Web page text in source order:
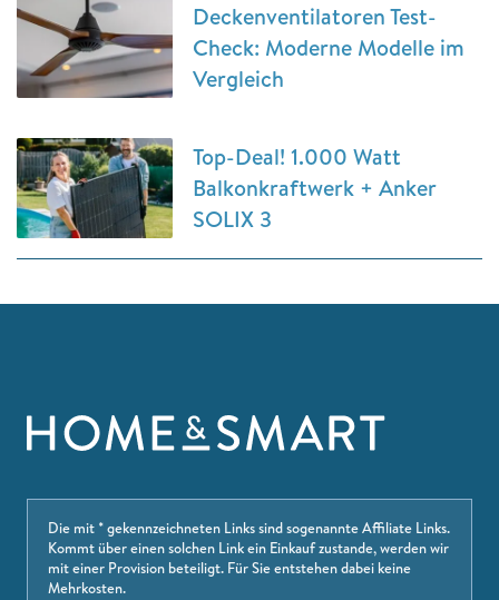
Deckenventilatoren Test-
Check: Moderne Modelle im
Vergleich
Top-Deal! 1.000 Watt
Balkonkraftwerk + Anker
SOLIX 3
Die mit * gekennzeichneten Links sind sogenannte Affiliate Links.
Kommt über einen solchen Link ein Einkauf zustande, werden wir
mit einer Provision beteiligt. Für Sie entstehen dabei keine
Mehrkosten.